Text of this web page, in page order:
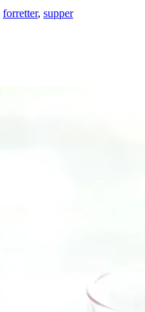
forretter, supper